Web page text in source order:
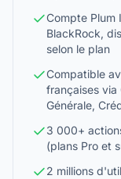
Compte Plum
BlackRock,
selon le plan
Compatible
françaises via
Générale,
3 000+
(plans Pro et
2 millions